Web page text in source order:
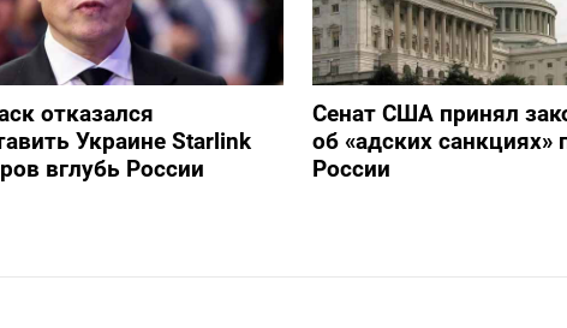
отказался
Украине Starlink
вглубь России
Сенат США принял
об «адских санкциях»
России